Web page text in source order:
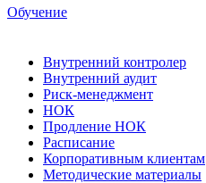
Обучение
Внутренний контролер
Внутренний аудит
Риск-менеджмент
НОК
Продление НОК
Расписание
Корпоративным клиентам
Методические материалы